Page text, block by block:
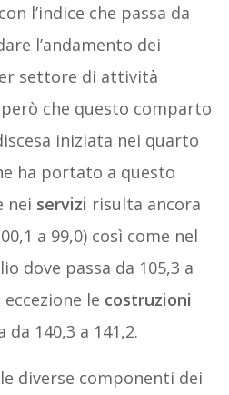
l’indice che passa da
l’andamento dei
settore di attività
che questo comparto
iniziata nei quarto
ha portato a questo
nei servizi risulta ancora
a 99,0) così come nel
dove passa da 105,3 a
eccezione le costruzioni
da 140,3 a 141,2.
diverse componenti dei